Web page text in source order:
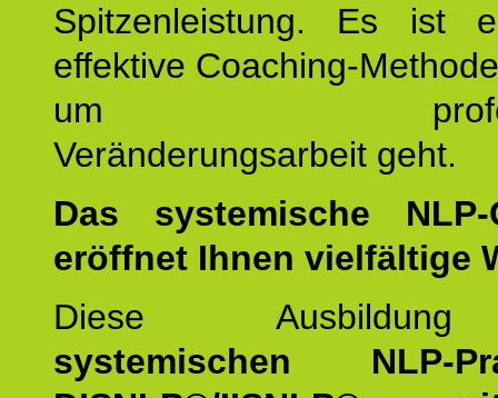
Spitzenleistung. Es ist
effektive Coaching-
um
Veränderungsarbeit geht.
Das systemische NLP-
eröffnet Ihnen vielfältige
Diese
systemischen NLP-